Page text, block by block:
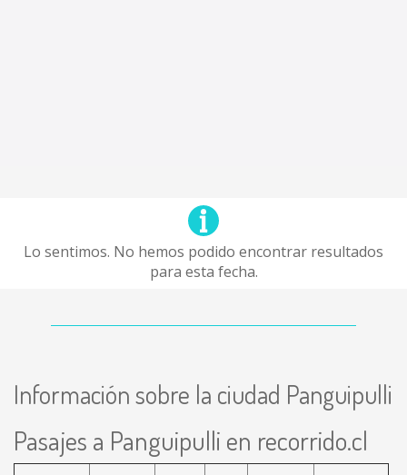
Lo sentimos. No hemos podido encontrar resultados
para esta fecha.
Información sobre la ciudad Panguipulli
Pasajes a Panguipulli en recorrido.cl